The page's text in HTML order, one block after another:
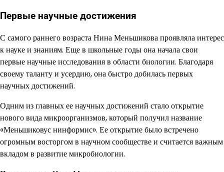
Первые научные достижения
С самого раннего возраста Нина Меньшикова проявляла интерес
к науке и знаниям. Еще в школьные годы она начала свои
первые научные исследования в области биологии. Благодаря
своему таланту и усердию, она быстро добилась первых
научных достижений.
Одним из главных ее научных достижений стало открытие
нового вида микроорганизмов, который получил название
«Меньшиковус нинформис». Ее открытие было встречено
огромным восторгом в научном сообществе и считается важным
вкладом в развитие микробиологии.